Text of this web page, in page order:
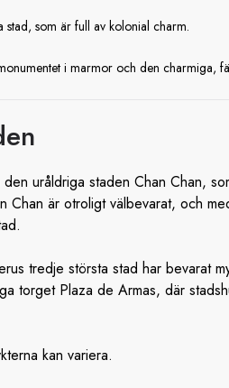
stad, som är full av kolonial charm.
i marmor och den charmiga,
uråldriga staden Chan Chan,
Chan är otroligt välbevarat, och
tredje största stad har bevarat
torget Plaza de Armas, där
kan variera.